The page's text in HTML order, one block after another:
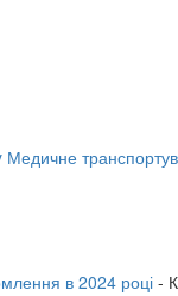
Медичне
в 2024 році -